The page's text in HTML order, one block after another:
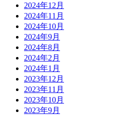
2024年12月
2024年11月
2024年10月
2024年9月
2024年8月
2024年2月
2024年1月
2023年12月
2023年11月
2023年10月
2023年9月